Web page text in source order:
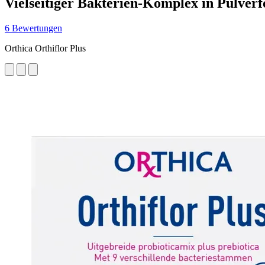
6 Bewertungen
Orthica Orthiflor Plus